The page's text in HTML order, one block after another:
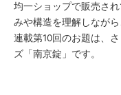
均一ショップで販売さ
みや構造を理解しなが
連載第10回のお題は、
ズ「南京錠」です。